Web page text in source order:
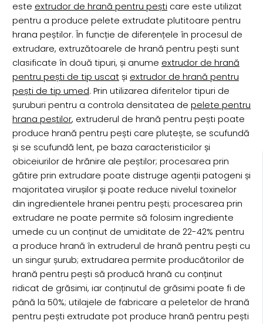
este extrudor de hrană pentru pești care este utilizat
pentru a produce pelete extrudate plutitoare pentru
hrana peștilor. În funcție de diferențele în procesul de
extrudare, extruzătoarele de hrană pentru pești sunt
clasificate în două tipuri, și anume extrudor de hrană
pentru pești de tip uscat și extrudor de hrană pentru
pești de tip umed. Prin utilizarea diferitelor tipuri de
șuruburi pentru a controla densitatea de pelete pentru
hrana peștilor, extruderul de hrană pentru pești poate
produce hrană pentru pești care plutește, se scufundă
și se scufundă lent, pe baza caracteristicilor și
obiceiurilor de hrănire ale peștilor; procesarea prin
gătire prin extrudare poate distruge agenții patogeni și
majoritatea virușilor și poate reduce nivelul toxinelor
din ingredientele hranei pentru pești; procesarea prin
extrudare ne poate permite să folosim ingrediente
umede cu un conținut de umiditate de 22-42% pentru
a produce hrană în extruderul de hrană pentru pești cu
un singur șurub; extrudarea permite producătorilor de
hrană pentru pești să producă hrană cu conținut
ridicat de grăsimi, iar conținutul de grăsimi poate fi de
până la 50%; utilajele de fabricare a peletelor de hrană
pentru pești extrudate pot produce hrană pentru pești